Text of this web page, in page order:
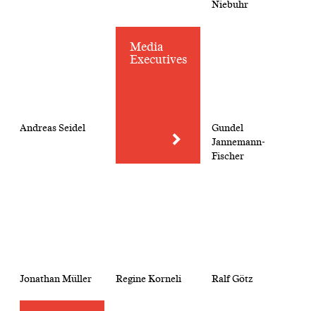
Niebuhr
Andreas Seidel
Media
Executives
Gundel
Jannemann-
Fischer
Jonathan Müller Regine Korneli Ralf Götz